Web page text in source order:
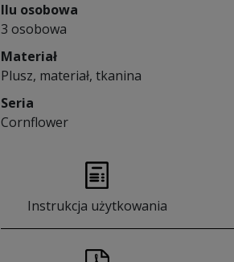
Ilu osobowa
3 osobowa
Materiał
Plusz, materiał, tkanina
Seria
Cornflower
Instrukcja użytkowania